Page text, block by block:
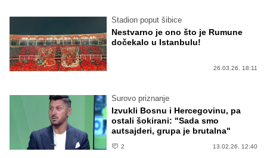
Stadion poput šibice
Nestvarno je ono što je Rumune
dočekalo u Istanbulu!
26.03.26. 18:11
Surovo priznanje
Izvukli Bosnu i Hercegovinu, pa
ostali šokirani: "Sada smo
autsajderi, grupa je brutalna"
2 13.02.26. 12:40